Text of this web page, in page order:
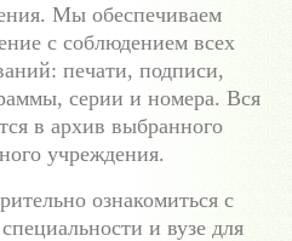
Мы обеспечиваем
с соблюдением всех
печати, подписи,
серии и номера. Вся
в архив выбранного
учреждения.
ознакомиться с
и вузе для